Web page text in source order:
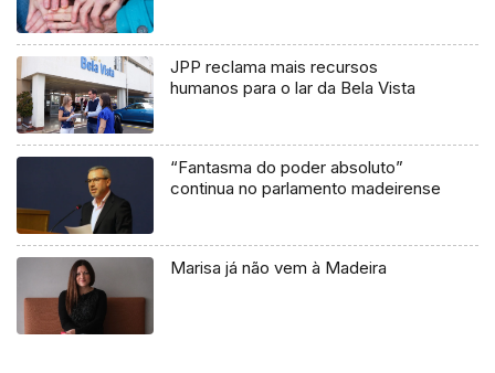
JPP reclama mais recursos
humanos para o lar da Bela Vista
“Fantasma do poder absoluto”
continua no parlamento madeirense
Marisa já não vem à Madeira